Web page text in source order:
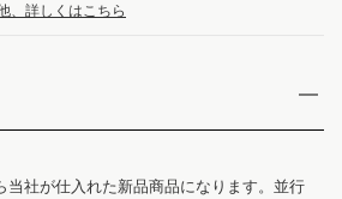
、詳しくはこちら
当社が仕入れた新品商品になります。並行